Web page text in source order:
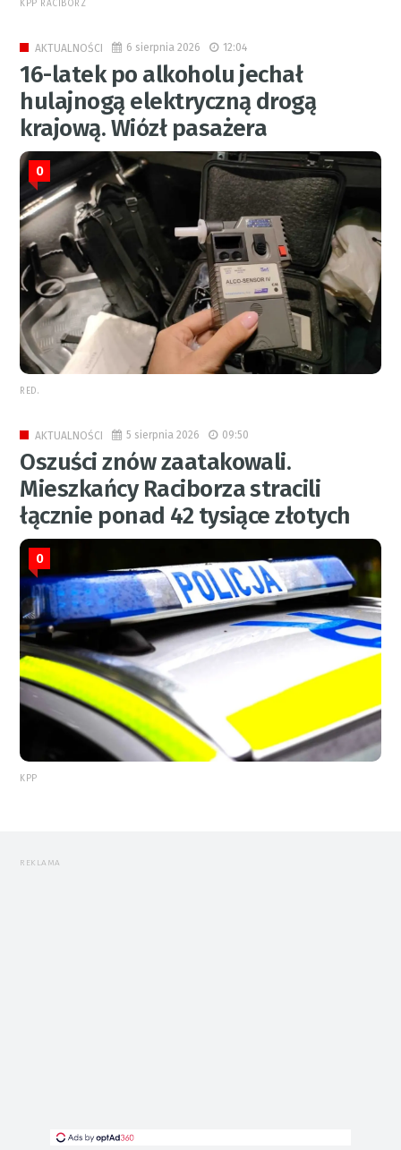
KPP RACIBÓRZ
AKTUALNOŚCI 6 sierpnia 2026 12:04
16-latek po alkoholu jechał
hulajnogą elektryczną drogą
krajową. Wiózł pasażera
0
RED.
AKTUALNOŚCI 5 sierpnia 2026 09:50
Oszuści znów zaatakowali.
Mieszkańcy Raciborza stracili
łącznie ponad 42 tysiące złotych
0
KPP
REKLAMA